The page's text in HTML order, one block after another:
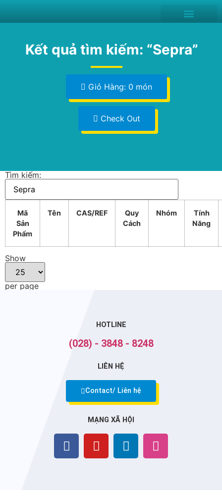
Kết quả tìm kiếm: “Sepra”
Giỏ Hàng: 0 món
Check Out
Tìm kiếm:
Mã
Sản
Phẩm
Tên CAS/REF
Quy
Cách
Nhóm
Tính
Năng
Show
per page
HOTLINE
(028) - 3848 - 8248
LIÊN HỆ
Contact/ Liên hệ
MẠNG XÃ HỘI